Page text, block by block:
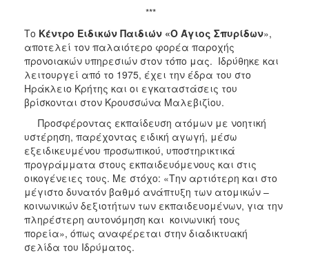
***
Το Κέντρο Ειδικών Παιδιών «Ο Άγιος Σπυρίδων»,
αποτελεί τον παλαιότερο φορέα παροχής
προνοιακών υπηρεσιών στον τόπο μας. Ιδρύθηκε και
λειτουργεί από το 1975, έχει την έδρα του στο
Ηράκλειο Κρήτης και οι εγκαταστάσεις του
βρίσκονται στον Κρουσσώνα Μαλεβιζίου.
Προσφέροντας εκπαίδευση ατόμων με νοητική
υστέρηση, παρέχοντας ειδική αγωγή, μέσω
εξειδικευμένου προσωπικού, υποστηρικτικά
προγράμματα στους εκπαιδευόμενους και στις
οικογένειες τους. Με στόχο: «Την αρτιότερη και στο
μέγιστο δυνατόν βαθμό ανάπτυξη των ατομικών –
κοινωνικών δεξιοτήτων των εκπαιδευομένων, για την
πληρέστερη αυτονόμηση και κοινωνική τους
πορεία», όπως αναφέρεται στην διαδικτυακή
σελίδα του Ιδρύματος.